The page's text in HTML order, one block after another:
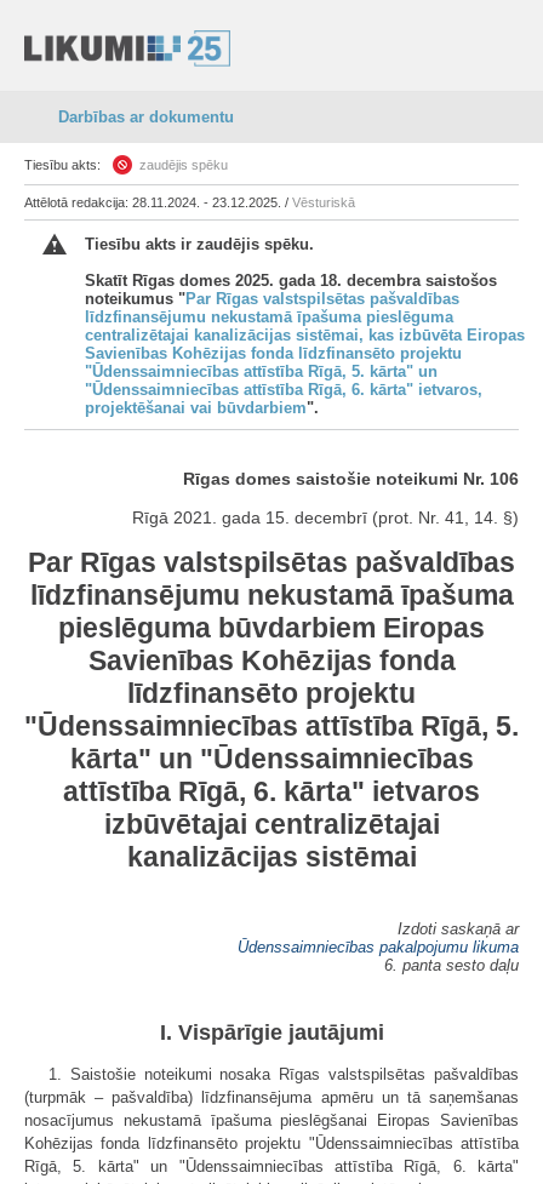
Darbības ar dokumentu
Tiesību akts: zaudējis spēku
Attēlotā redakcija: 28.11.2024. - 23.12.2025. / Vēsturiskā
Tiesību akts ir zaudējis spēku.
Skatīt Rīgas domes 2025. gada 18. decembra saistošos
noteikumus "Par Rīgas valstspilsētas pašvaldības
līdzfinansējumu nekustamā īpašuma pieslēguma
centralizētajai kanalizācijas sistēmai, kas izbūvēta Eiropas
Savienības Kohēzijas fonda līdzfinansēto projektu
"Ūdenssaimniecības attīstība Rīgā, 5. kārta" un
"Ūdenssaimniecības attīstība Rīgā, 6. kārta" ietvaros,
projektēšanai vai būvdarbiem".
Rīgas domes saistošie noteikumi Nr. 106
Rīgā 2021. gada 15. decembrī (prot. Nr. 41, 14. §)
Par Rīgas valstspilsētas pašvaldības
līdzfinansējumu nekustamā īpašuma
pieslēguma būvdarbiem Eiropas
Savienības Kohēzijas fonda
līdzfinansēto projektu
"Ūdenssaimniecības attīstība Rīgā, 5.
kārta" un "Ūdenssaimniecības
attīstība Rīgā, 6. kārta" ietvaros
izbūvētajai centralizētajai
kanalizācijas sistēmai
Izdoti saskaņā ar
Ūdenssaimniecības pakalpojumu likuma
6. panta sesto daļu
I. Vispārīgie jautājumi
1. Saistošie noteikumi nosaka Rīgas valstspilsētas pašvaldības
(turpmāk – pašvaldība) līdzfinansējuma apmēru un tā saņemšanas
nosacījumus nekustamā īpašuma pieslēgšanai Eiropas Savienības
Kohēzijas fonda līdzfinansēto projektu "Ūdenssaimniecības attīstība
Rīgā, 5. kārta" un "Ūdenssaimniecības attīstība Rīgā, 6. kārta"